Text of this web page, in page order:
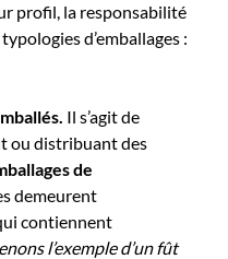
profil, la responsabilité
d’emballages :
​Il s’agit de
ou distribuant ​​des
de
demeurent​​
contiennent
l’exemple d’un fût